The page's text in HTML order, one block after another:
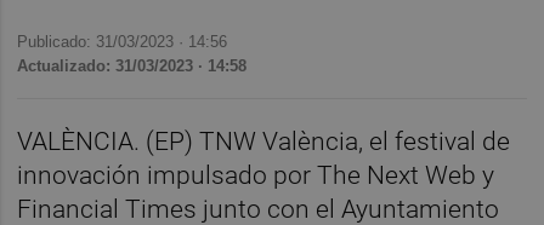
Publicado: 31/03/2023 · 14:56
Actualizado: 31/03/2023 · 14:58
VALÈNCIA. (EP) TNW València, el festival de
innovación impulsado por The Next Web y
Financial Times junto con el Ayuntamiento